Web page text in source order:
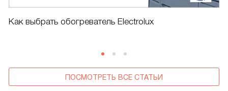
Как выбрать обогреватель Electrolux
ПОСМОТРЕТЬ ВСЕ СТАТЬИ